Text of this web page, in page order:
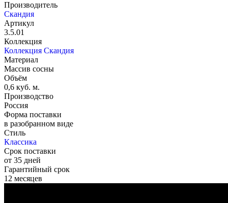
Производитель
Скандия
Артикул
3.5.01
Коллекция
Коллекция Скандия
Материал
Массив сосны
Объём
0,6 куб. м.
Производство
Россия
Форма поставки
в разобранном виде
Стиль
Классика
Срок поставки
от 35 дней
Гарантийный срок
12 месяцев